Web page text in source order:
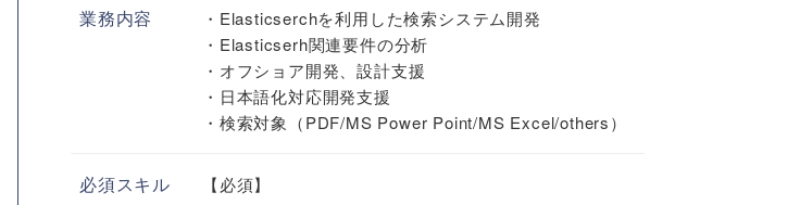
業務内容
・Elasticserchを利用した検索システム開発
・Elasticserh関連要件の分析
・オフショア開発、設計支援
・日本語化対応開発支援
・検索対象（PDF/MS Power Point/MS Excel/others）
必須スキル
【必須】